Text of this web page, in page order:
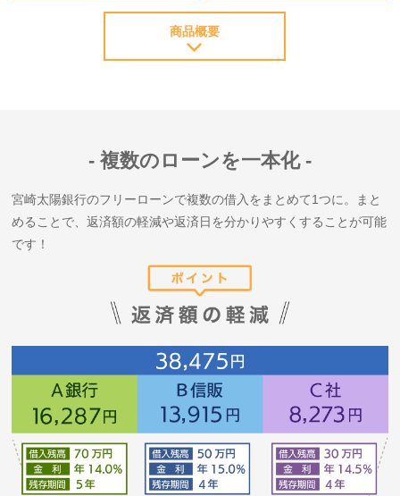
商品概要
複数のローンを一本化
宮崎太陽銀行のフリーローンで複数の借入をまとめて1つに。まと
めることで、返済額の軽減や返済日を分かりやすくすることが可能
です！